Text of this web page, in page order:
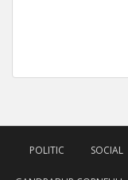
POLITIC SOCIAL